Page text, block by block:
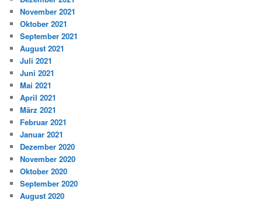
November 2021
Oktober 2021
September 2021
August 2021
Juli 2021
Juni 2021
Mai 2021
April 2021
März 2021
Februar 2021
Januar 2021
Dezember 2020
November 2020
Oktober 2020
September 2020
August 2020